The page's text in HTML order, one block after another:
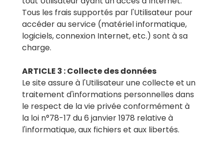
Tous les frais supportés par l'Utilisateur pour
accéder au service (matériel informatique,
logiciels, connexion Internet, etc.) sont à sa
charge.
ARTICLE 3 : Collecte des données
Le site assure à l'Utilisateur une collecte et un
traitement d'informations personnelles dans
le respect de la vie privée conformément à
la loi n°78-17 du 6 janvier 1978 relative à
l'informatique, aux fichiers et aux libertés.